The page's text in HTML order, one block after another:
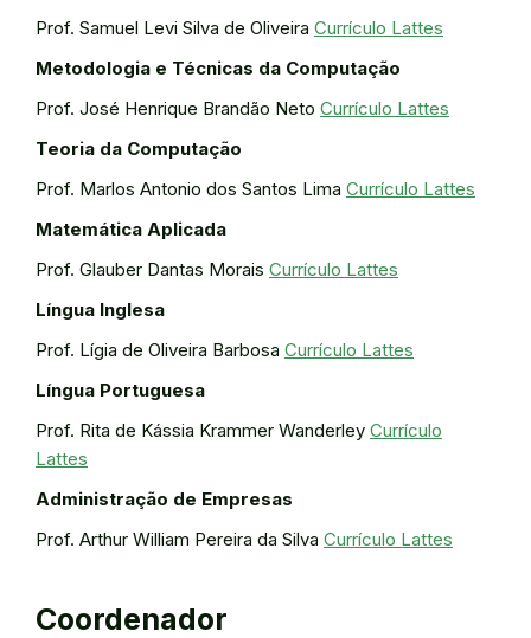
Prof. Samuel Levi Silva de Oliveira Currículo Lattes
Metodologia e Técnicas da Computação
Prof. José Henrique Brandão Neto Currículo Lattes
Teoria da Computação
Prof. Marlos Antonio dos Santos Lima Currículo Lattes
Matemática Aplicada
Prof. Glauber Dantas Morais Currículo Lattes
Língua Inglesa
Prof. Lígia de Oliveira Barbosa Currículo Lattes
Língua Portuguesa
Prof. Rita de Kássia Krammer Wanderley Currículo
Lattes
Administração de Empresas
Prof. Arthur William Pereira da Silva Currículo Lattes
Coordenador